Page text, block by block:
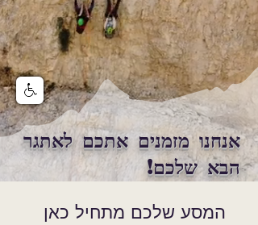
אנחנו מזמנים אתכם לאתגר
הבא שלכם!
המסע שלכם מתחיל כאן